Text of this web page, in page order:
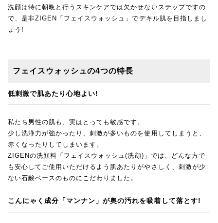
洗顔は特に朝晩と行うスキンケアでは欠かせないステップですの
で、是非ZIGEN「フェイスウォッシュ」でデキル肌を目指しまし
ょう!
フェイスウォッシュの4つの特長
低刺激で肌あたり心地よい!
私たち男性の肌も、実はとっても敏感です。
少し洗浄力が強かったり、刺激が多いものを使用してしまうと、
赤くなったりしてしまいます。
ZIGENの洗顔料「フェイスウォッシュ(洗顔)」では、どんな方で
も安心してご使用いただけるよう肌あたりがやさしく、刺激が少
ない石鹸ベースのものにこだわりました。
こんにゃく成分「マンナン」が奥の汚れを吸着して落とす!